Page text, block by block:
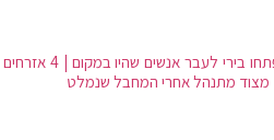
שני מחבלים הגיעו לתחנת דלק סמוך ליישוב פתחו בירי לעבר אנשים שהיו במקום | 4 אזרחים
| מצוד מתנהל אחרי המחבל שנמלט